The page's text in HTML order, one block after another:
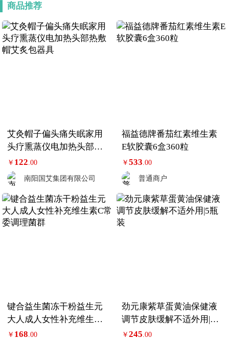
商品推荐
艾灸帽子偏头痛失眠家用
头疗熏蒸仪电加热头部热
敷帽艾炙包器具
￥ 122 .00
南阳国艾集团有限公司
福益德牌番茄红素维生素
E软胶囊6盒360粒
￥533 .00
普通商户
键合益生菌冻干粉益生元
大人成人女性补充维生素
C常委调理菌群
￥ 168.00
劲元康紫草蛋黄油保健液
调节皮肤缓解不适外用|5
瓶装
￥245.00